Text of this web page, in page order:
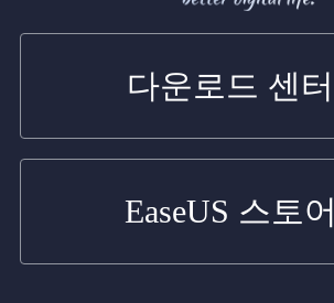
다운로드 센터
EaseUS 스토어